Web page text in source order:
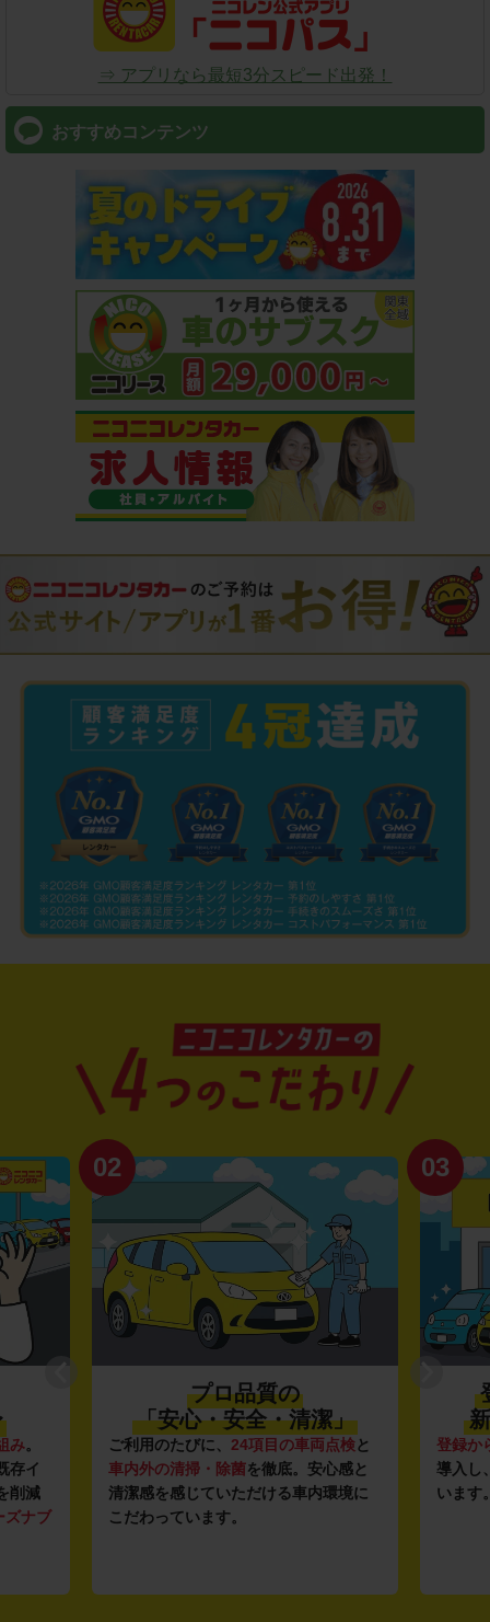
⇒ アプリなら最短3分スピード出発！
おすすめコンテンツ
み。
存イ
削減
ズナブ
02
プロ品質の
「安心・安全・清潔」
ご利用のたびに、 24項目の車両点検と
車内外の清掃・除菌を徹底。安心感と
清潔感を感じていただける車内環境に
こだわっています。
03
登録か
導入し
います